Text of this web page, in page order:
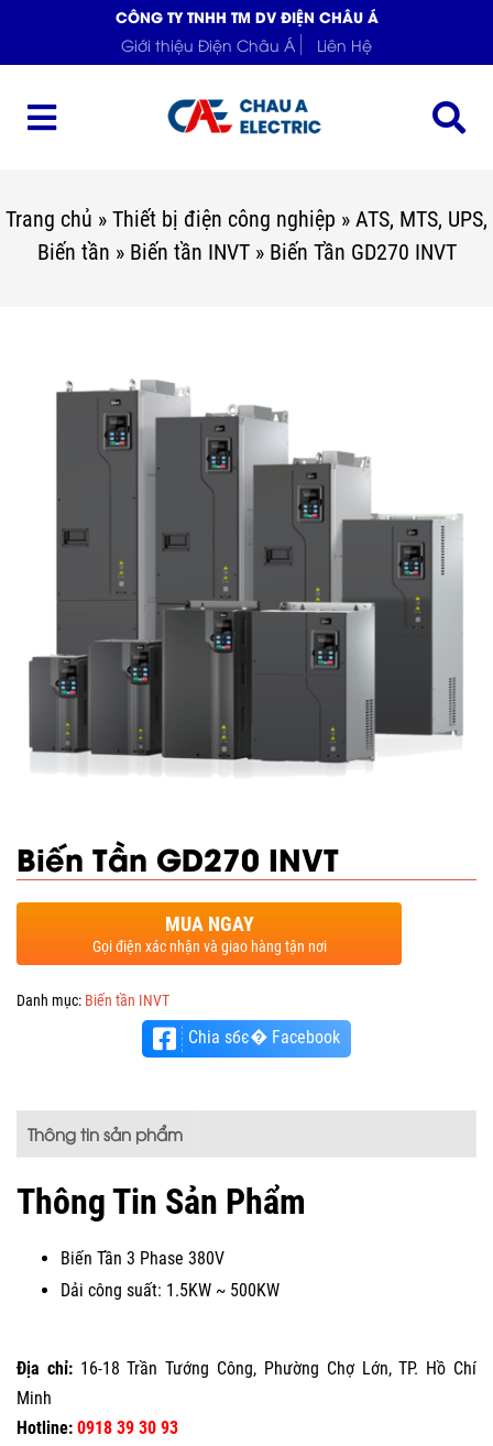
CÔNG TY TNHH TM DV ĐIỆN CHÂU Á
Giới thiệu Điện Châu Á
Liên Hệ
Trang chủ » Thiết bị điện công nghiệp » ATS, MTS, UPS,
Biến tần » Biến tần INVT» Biến Tần GD270 INVT
Biến Tần GD270 INVT
MUA NGAY
Gọi điện xác nhận và giao hàng tận nơi
Danh mục: Biến tần INVT
Chia sбє� Facebook
Thông tin sản phẩm
Thông Tin Sản Phẩm
Biến Tần 3 Phase 380V
Dải công suất: 1.5KW ~ 500KW
Địa chỉ:16-18 Trần Tướng Công, Phường Chợ Lớn, TP. Hồ Chí
Minh
Hotline: 0918 39 30 93